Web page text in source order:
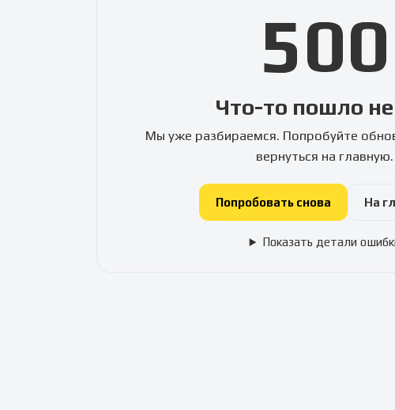
500
Что-то пошло
Мы уже разбираемся. Попробуйте
вернуться на главную.
Попробовать снова На
Показать детали